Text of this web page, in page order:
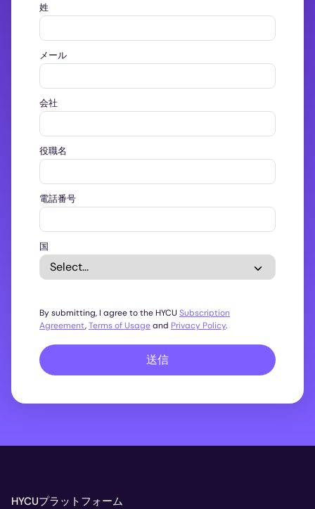
姓
メール
会社
役職名
電話番号
国
By submitting, I agree to the HYCU Subscription
Agreement,Terms of Usageand Privacy Policy.
送信
HYCUプラットフォーム